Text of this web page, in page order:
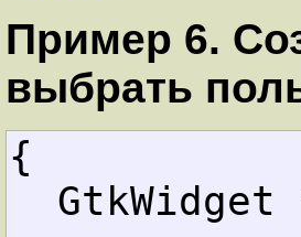
Пример 6.
выбрать
{